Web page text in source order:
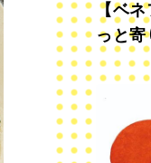
【ベ
っと
心も前